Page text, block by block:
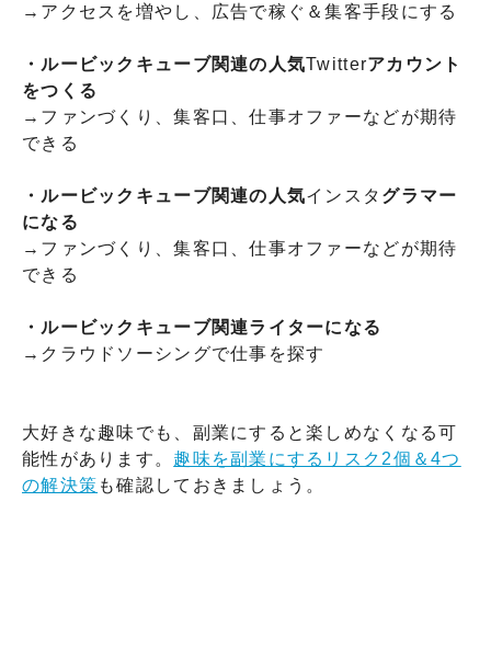
→アクセスを増やし、広告で稼ぐ＆集客手段にする
・ルービックキューブ関連の人気Twitterアカウント
をつくる
→ファンづくり、集客口、仕事オファーなどが期待
できる
・ルービックキューブ関連の人気インスタ グラマー
になる
→ファンづくり、集客口、仕事オファーなどが期待
できる
・ルービックキューブ関連ライターになる
→クラウドソーシングで仕事を探す
大好きな趣味でも、副業にすると楽しめなくなる可
能性があります。 趣味を副業にするリスク2個＆4つ
の解決策 も確認しておきましょう。